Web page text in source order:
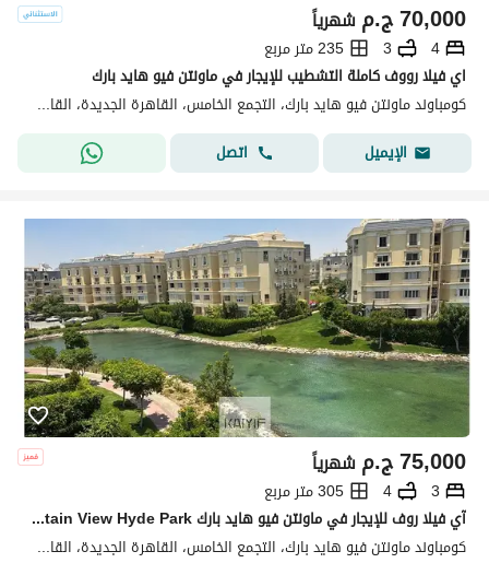
ج.م70,000 شهرياً
4
3
235 متر مربع
اي فيلا رووف كاملة التشطيب للإيجار في ماونتن فيو هايد بارك
كومباوند ماونتن فيو هايد بارك، التجمع الخامس، القاهرة الجديدة، القاهرة
الإيميل
اتصل
ج.م75,000 شهرياً
3
4
305 متر مربع
آي فيلا روف للإيجار في ماونتن فيو هايد بارك Mountain View Hyde Park تشطيب كامل روف خاص 90 متر مطبخ وتكييفات جاهزة للسكن موقع مميز داخل الكمبوند
كومباوند ماونتن فيو هايد بارك، التجمع الخامس، القاهرة الجديدة، القاهرة